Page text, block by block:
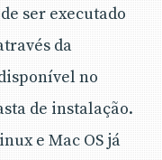
ser executado
da
no
de instalação.
e Mac OS já